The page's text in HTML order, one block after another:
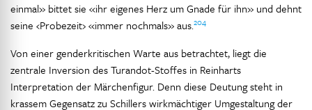
einmal» bittet sie «ihr eigenes Herz um Gnade für ihn» und dehnt
seine ‹Probezeit› «immer nochmals» aus.204
Von einer genderkritischen Warte aus betrachtet, liegt die
zentrale Inversion des Turandot-Stoffes in Reinharts
Interpretation der Märchenfigur. Denn diese Deutung steht in
krassem Gegensatz zu Schillers wirkmächtiger Umgestaltung der